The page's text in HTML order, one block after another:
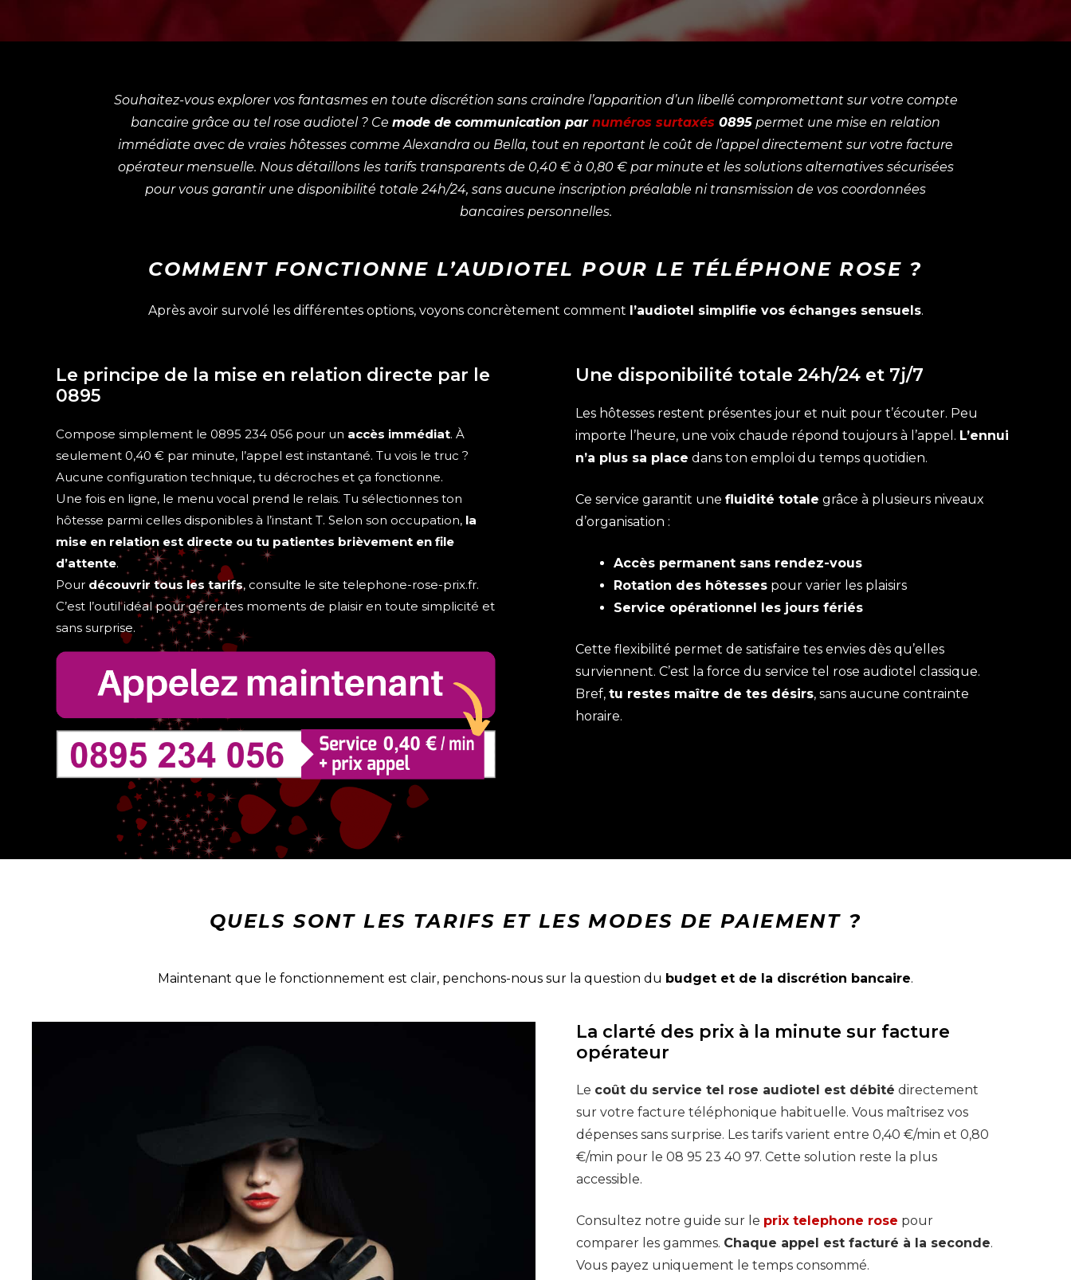
Souhaitez-vous explorer vos fantasmes en toute discrétion sans craindre l’apparition d’un libellé compromettant sur votre compte
bancaire grâce au tel rose audiotel ? Ce mode de communication par numéros surtaxés 0895 permet une mise en relation
immédiate avec de vraies hôtesses comme Alexandra ou Bella, tout en reportant le coût de l’appel directement sur votre facture
opérateur mensuelle. Nous détaillons les tarifs transparents de 0,40 € à 0,80 € par minute et les solutions alternatives sécurisées
pour vous garantir une disponibilité totale 24h/24, sans aucune inscription préalable ni transmission de vos coordonnées
bancaires personnelles.
COMMENT FONCTIONNE L’AUDIOTEL POUR LE TÉLÉPHONE ROSE ?
Après avoir survolé les différentes options, voyons concrètement comment l’audiotel simplifie vos échanges sensuels.
Le principe de la mise en relation directe par le
0895
Compose simplement le 0895 234 056 pour un accès immédiat. À
seulement 0,40 € par minute, l’appel est instantané. Tu vois le truc ?
Aucune configuration technique, tu décroches et ça fonctionne.
Une fois en ligne, le menu vocal prend le relais. Tu sélectionnes ton
hôtesse parmi celles disponibles à l’instant T. Selon son occupation, la
mise en relation est directe ou tu patientes brièvement en file
d’attente.
Pour découvrir tous les tarifs, consulte le site telephone-rose-prix.fr.
C’est l’outil idéal pour gérer tes moments de plaisir en toute simplicité et
sans surprise.
Une disponibilité totale 24h/24 et 7j/7
Les hôtesses restent présentes jour et nuit pour t’écouter. Peu
importe l’heure, une voix chaude répond toujours à l’appel. L’ennui
n’a plus sa place dans ton emploi du temps quotidien.
Ce service garantit une fluidité totale grâce à plusieurs niveaux
d’organisation :
Accès permanent sans rendez-vous
Rotation des hôtesses pour varier les plaisirs
Service opérationnel les jours fériés
Cette flexibilité permet de satisfaire tes envies dès qu’elles
surviennent. C’est la force du service tel rose audiotel classique.
Bref, tu restes maître de tes désirs, sans aucune contrainte
horaire.
QUELS SONT LES TARIFS ET LES MODES DE PAIEMENT ?
Maintenant que le fonctionnement est clair, penchons-nous sur la question du budget et de la discrétion bancaire.
La clarté des prix à la minute sur facture
opérateur
Le coût du service tel rose audiotel est débité directement
sur votre facture téléphonique habituelle. Vous maîtrisez vos
dépenses sans surprise. Les tarifs varient entre 0,40 €/min et 0,80
€/min pour le 08 95 23 40 97. Cette solution reste la plus
accessible.
Consultez notre guide sur le prix telephone rose pour
comparer les gammes. Chaque appel est facturé à la seconde.
Vous payez uniquement le temps consommé.